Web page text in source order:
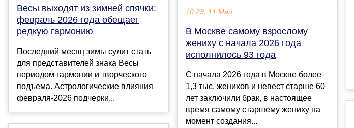
Весы выходят из зимней спячки:
февраль 2026 года обещает
редкую гармонию
Последний месяц зимы сулит стать
для представителей знака Весы
периодом гармонии и творческого
подъема. Астрологические влияния
февраля-2026 подчерки...
10:23, 11 Май
В Москве самому взрослому
жениху с начала 2026 года
исполнилось 93 года
С начала 2026 года в Москве более
1,3 тыс. женихов и невест старше 60
лет заключили брак, в настоящее
время самому старшему жениху на
момент создания...